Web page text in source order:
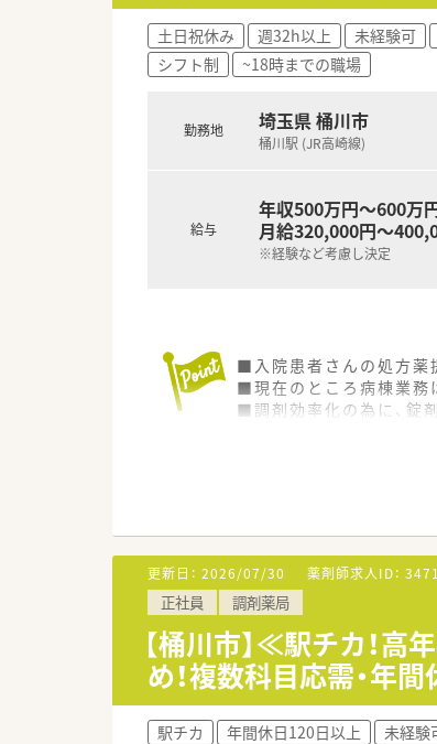
土日祝休み 週32h以上 未経験可
シフト制
~18時までの職場
勤務地 埼玉県 桶川市
桶川駅 (JR高崎線)
給与
年収500万円～600万
月給320,000円～
※経験など考慮し決定
■入院患者さんの処方薬
■現在のところ病棟業務
■調剤効率化の為に、錠
更新日： 2026/07/30 薬剤師求人ID：
正社員 調剤薬局
【桶川市】≪駅チカ！
め！複数科目応需・年
駅チカ 年間休日120日以上 未経験